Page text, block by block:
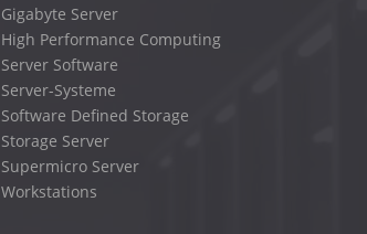
Gigabyte Server
High Performance Computing
Server Software
Server-Systeme
Software Defined Storage
Storage Server
Supermicro Server
Workstations